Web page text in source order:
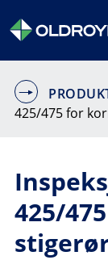
425/475 for
425/